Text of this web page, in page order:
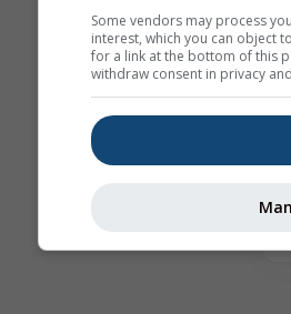
Some vendors may process
interest, which you can object
for a link at the bottom of this
withdraw consent in privacy